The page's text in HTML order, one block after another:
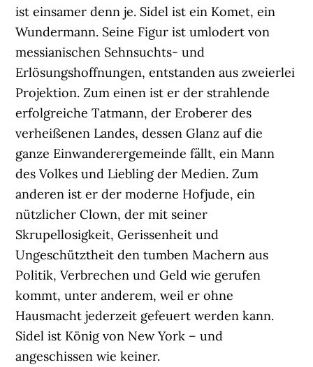
ist einsamer denn je. Sidel ist ein Komet, ein
Wundermann. Seine Figur ist umlodert von
messianischen Sehnsuchts- und
Erlösungshoffnungen, entstanden aus zweierlei
Projektion. Zum einen ist er der strahlende
erfolgreiche Tatmann, der Eroberer des
verheißenen Landes, dessen Glanz auf die
ganze Einwanderergemeinde fällt, ein Mann
des Volkes und Liebling der Medien. Zum
anderen ist er der moderne Hofjude, ein
nützlicher Clown, der mit seiner
Skrupellosigkeit, Gerissenheit und
Ungeschütztheit den tumben Machern aus
Politik, Verbrechen und Geld wie gerufen
kommt, unter anderem, weil er ohne
Hausmacht jederzeit gefeuert werden kann.
Sidel ist König von New York – und
angeschissen wie keiner.